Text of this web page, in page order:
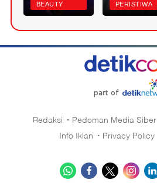
BEAUTY
PERISTIWA
part of
Redaksi Pedoman Media Siber
Info Iklan
Privacy Policy